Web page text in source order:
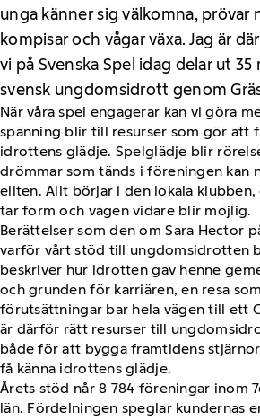
unga känner sig välkomna, prövar
kompisar och vågar växa. Jag är
vi på Svenska Spel idag delar ut 35
svensk ungdomsidrott genom
När våra spel engagerar kan vi göra
spänning blir till resurser som gör att
idrottens glädje. Spelglädje blir
drömmar som tänds i föreningen kan
eliten. Allt börjar i den lokala klubben,
tar form och vägen vidare blir möjlig.
Berättelser som den om Sara Hector
varför vårt stöd till ungdomsidrotten
beskriver hur idrotten gav henne
och grunden för karriären, en resa
förutsättningar bar hela vägen till ett
är därför rätt resurser till
både för att bygga framtidens
få känna idrottens glädje.
Årets stöd når 8 784 föreningar inom
län. Fördelningen speglar kundernas